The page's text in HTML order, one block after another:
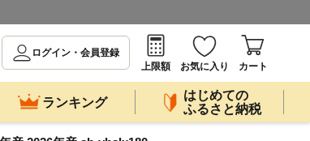
ログイン・会員登録
上限額
お気に入り カート
ランキング
はじめての
ふるさと納税